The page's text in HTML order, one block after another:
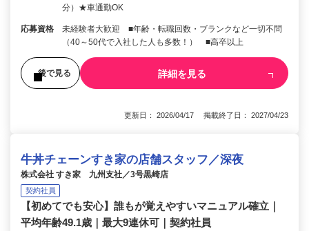
分）★車通勤OK
応募資格
未経験者大歓迎 ■年齢・転職回数・ブランクなど一切不問
（40～50代で入社した人も多数！） ■高卒以上
後で見る 詳細を見る
更新日： 2026/04/17 掲載終了日： 2027/04/23
牛丼チェーンすき家の店舗スタッフ／深夜
株式会社 すき家 九州支社／3号黒崎店
契約社員
【初めてでも安心】誰もが覚えやすいマニュアル確立｜
平均年齢49.1歳｜最大9連休可｜契約社員